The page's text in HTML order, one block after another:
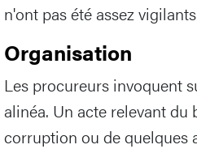
n'ont pas été assez
Organisation
Les procureurs invoquent
alinéa. Un acte relevant du
corruption ou de quelques